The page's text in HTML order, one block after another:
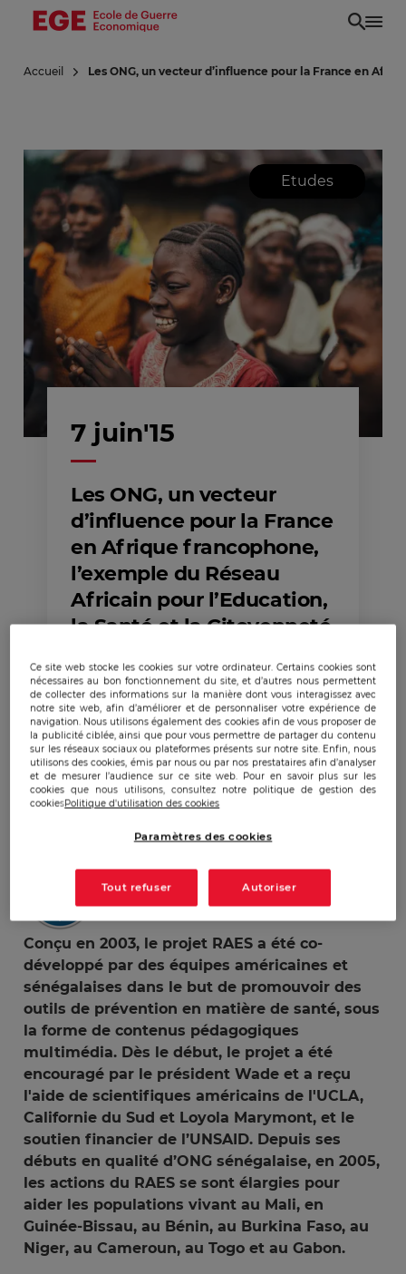
Aller
principal
Accueil Les ONG, un vecteur d’influence pour la France en
7 juin'15
Les ONG, un vecteur
d’influence pour la France
en Afrique francophone,
l’exemple du Réseau
Africain pour l’Education,
la Santé et la Citoyenneté
Etudes
Publicado: 07/06/2015|Actualizado:
Conçu en 2003, le projet RAES a été co-
développé par des équipes américaines et
sénégalaises dans le but de promouvoir des
outils de prévention en matière de santé, sous
la forme de contenus pédagogiques
multimédia. Dès le début, le projet a été
encouragé par le président Wade et a reçu
l'aide de scientifiques américains de l'UCLA,
Californie du Sud et Loyola Marymont, et le
soutien financier de l’UNSAID. Depuis ses
débuts en qualité d’ONG sénégalaise, en 2005,
les actions du RAES se sont élargies pour
aider les populations vivant au Mali, en
Guinée-Bissau, au Bénin, au Burkina Faso, au
Niger, au Cameroun, au Togo et au Gabon.
Ce site web stocke les cookies sur votre ordinateur. Certains cookies sont
nécessaires au bon fonctionnement du site, et d’autres nous permettent
de collecter des informations sur la manière dont vous interagissez avec
notre site web, afin d’améliorer et de personnaliser votre expérience de
navigation. Nous utilisons également des cookies afin de vous proposer de
la publicité ciblée, ainsi que pour vous permettre de partager du contenu
sur les réseaux sociaux ou plateformes présents sur notre site. Enfin, nous
utilisons des cookies, émis par nous ou par nos prestataires afin d’analyser
et de mesurer l’audience sur ce site web. Pour en savoir plus sur les
cookies que nous utilisons, consultez notre politique de gestion des
cookiesPolitique d'utilisation des cookies
Paramètres des cookies
Tout refuser Autoriser